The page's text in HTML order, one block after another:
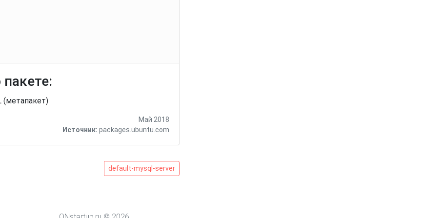
(метапакет)
Май 2018
Источник: packages.ubuntu.com
default-
mysql-
default-mysql-server